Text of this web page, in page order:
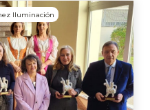
Iluminación